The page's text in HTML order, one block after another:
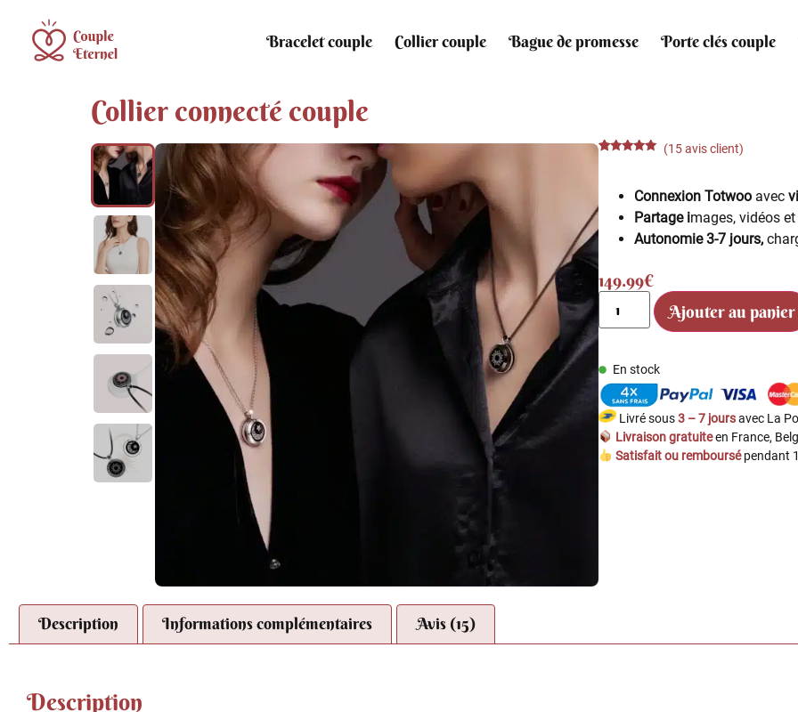
Bracelet couple Collier couple Bague de promesse Porte clés couple
Collier connecté couple
notations
(15avis client)
Connexion Totwoo avec
Partage images, vidéos
Autonomie 3-7 jours,
149.99€
Ajouter au panier
En stock
Livré sous3 – 7 joursavec La
Livraison gratuiteen France,
Satisfait ou remboursépendant
Description Informations complémentaires Avis (15)
Description